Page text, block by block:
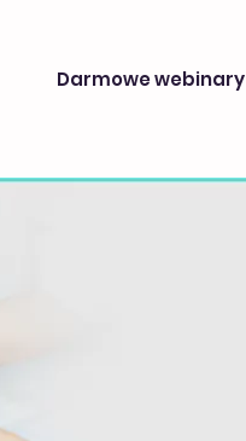
Darmowe webinary